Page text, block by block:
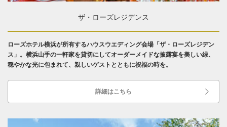
ザ・ローズレジデンス
ローズホテル横浜が所有するハウスウエディング会場「ザ・ローズレジデン
ス」。横浜山手の一軒家を貸切にしてオーダーメイドな披露宴を美しい緑、
穏やかな光に包まれて、親しいゲストとともに祝福の時を。
詳細はこちら